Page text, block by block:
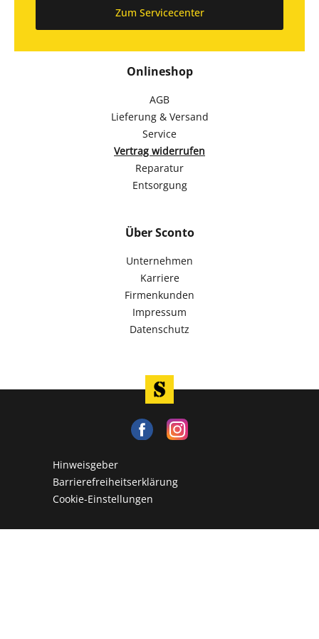
Onlineshop
AGB
Lieferung & Versand
Service
Vertrag widerrufen
Reparatur
Entsorgung
Über Sconto
Unternehmen
Karriere
Firmenkunden
Impressum
Datenschutz
Zum Servicecenter
Hinweisgeber
Barrierefreiheitserklärung
Cookie-Einstellungen